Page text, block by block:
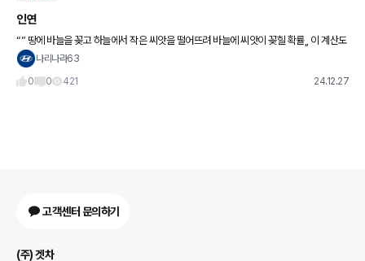
인연
“” 땅에 바늘을 꽂고 하늘에서 작은 씨앗을 떨어뜨려 바늘에 씨앗이 꽂힐 확률,, 이 계산도
안 되는 확률로 너와 내가 만난 것이다.. “” - 번지점프를 하다 좋은날요 ~~
나리나라63
0
0 421 24.12.27
고객센터 문의하기
(주) 겟차